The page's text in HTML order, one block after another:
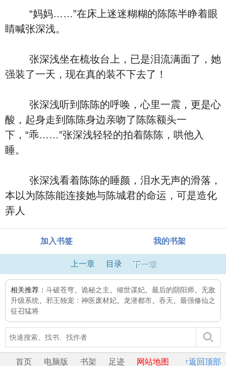
“妈妈……”在床上迷迷糊糊的陈陈半睁着眼
睛喊张深浅。
张深浅坐在梳妆台上，已是泪流满面了，她
强装了一天，现在真的装不下去了！
张深浅听到陈陈的呼唤，心里一震，更是心
酸，起身走到陈陈身边亲吻了陈陈额头一
下，“乖……”张深浅轻轻的拍着陈陈，哄他入
睡。
张深浅看着陈陈的睡颜，泪水无声的滑落，
本以为陈陈能连接她与陈城君的命运，可是造化
弄人
加入书签 我的书架
上一章 目录 下一章
相关推荐： 斗破苍穹 诡秘之主 倾世谋妃 最后的阴阳师
无敌
升级系统
邪王独宠：神医废材妃 龙潜都市 吞天
最强修仙之
征召猛将
↑返回顶部
首页 电脑版 书架 足迹 网站地图